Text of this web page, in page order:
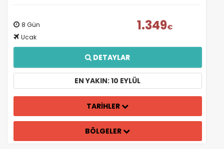
8 Gün
Ucak
1.349€
DETAYLAR
EN YAKIN: 10 EYLÜL
TARİHLER
BÖLGELER